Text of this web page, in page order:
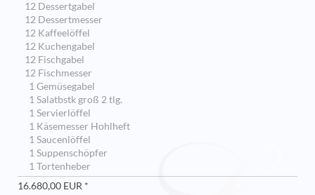
12 Dessertgabel
12 Dessertmesser
12 Kaffeelöffel
12 Kuchengabel
12 Fischgabel
12 Fischmesser
1 Gemüsegabel
1 Salatbstk groß 2 tlg.
1 Servierlöffel
1 Käsemesser Hohlheft
1 Saucenlöffel
1 Suppenschöpfer
1 Tortenheber
16.680,00 EUR *